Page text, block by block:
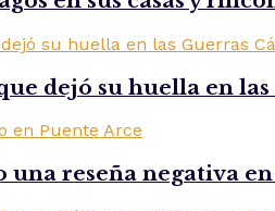
dejó su huella en
una reseña negativa